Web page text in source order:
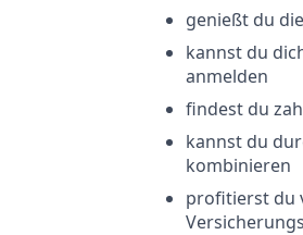
genießt du
kannst du
anmelden
findest du
kannst du
kombinieren
profitierst du